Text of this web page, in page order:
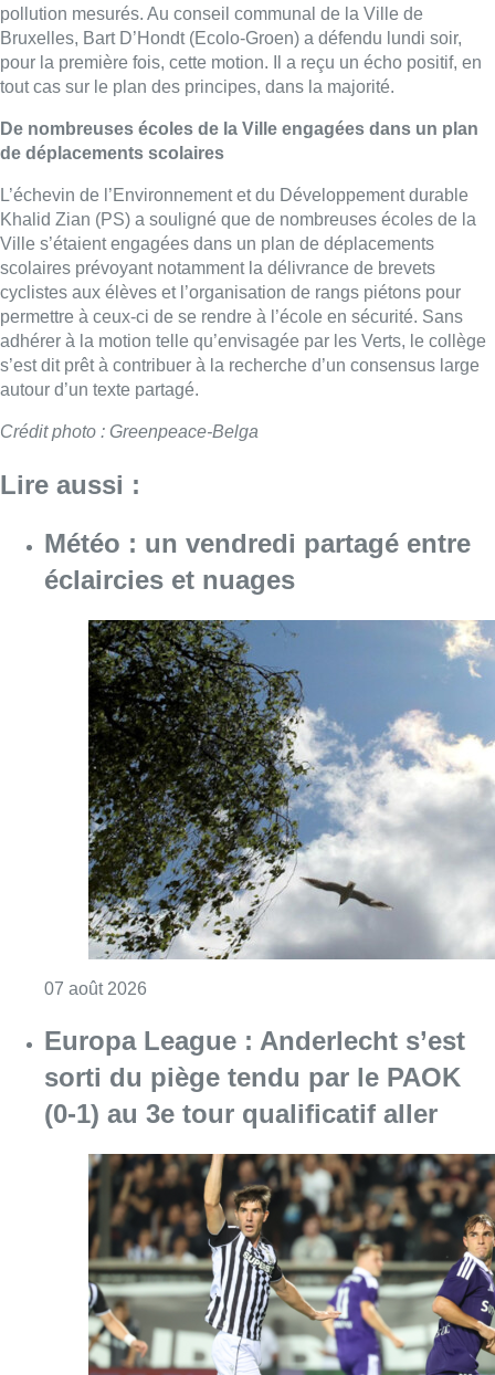
pollution mesurés. Au conseil communal de la Ville de
Bruxelles, Bart D’Hondt (Ecolo-Groen) a défendu lundi soir,
pour la première fois, cette motion. Il a reçu un écho positif, en
tout cas sur le plan des principes, dans la majorité.
De nombreuses écoles de la Ville engagées dans un plan
de déplacements scolaires
L’échevin de l’Environnement et du Développement durable
Khalid Zian (PS) a souligné que de nombreuses écoles de la
Ville s’étaient engagées dans un plan de déplacements
scolaires prévoyant notamment la délivrance de brevets
cyclistes aux élèves et l’organisation de rangs piétons pour
permettre à ceux-ci de se rendre à l’école en sécurité. Sans
adhérer à la motion telle qu’envisagée par les Verts, le collège
s’est dit prêt à contribuer à la recherche d’un consensus large
autour d’un texte partagé.
Crédit photo : Greenpeace-Belga
Lire aussi :
Météo : un vendredi partagé entre
éclaircies et nuages
07 août 2026
Europa League : Anderlecht s’est
sorti du piège tendu par le PAOK
(0-1) au 3e tour qualificatif aller